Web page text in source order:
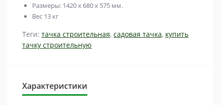
Размеры: 1420 х 680 х 575 мм.
Вес 13 кг
Теги: тачка строительная, садовая тачка, купить
тачку строительную
Характеристики